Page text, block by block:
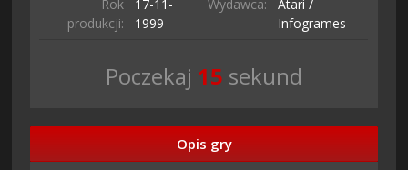
Rok
produkcji:
17-11-
1999
Wydawca:
Atari /
Infogrames
Poczekaj 13 sekund
Opis gry